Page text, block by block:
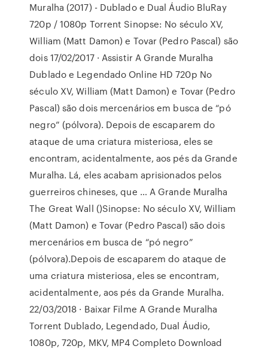
Muralha (2017) - Dublado e Dual Áudio BluRay
720p / 1080p Torrent Sinopse: No século XV,
William (Matt Damon) e Tovar (Pedro Pascal) são
dois 17/02/2017 · Assistir A Grande Muralha
Dublado e Legendado Online HD 720p No
século XV, William (Matt Damon) e Tovar (Pedro
Pascal) são dois mercenários em busca de “pó
negro” (pólvora). Depois de escaparem do
ataque de uma criatura misteriosa, eles se
encontram, acidentalmente, aos pés da Grande
Muralha. Lá, eles acabam aprisionados pelos
guerreiros chineses, que … A Grande Muralha
The Great Wall ()Sinopse: No século XV, William
(Matt Damon) e Tovar (Pedro Pascal) são dois
mercenários em busca de “pó negro”
(pólvora).Depois de escaparem do ataque de
uma criatura misteriosa, eles se encontram,
acidentalmente, aos pés da Grande Muralha.
22/03/2018 · Baixar Filme A Grande Muralha
Torrent Dublado, Legendado, Dual Áudio,
1080p, 720p, MKV, MP4 Completo Download